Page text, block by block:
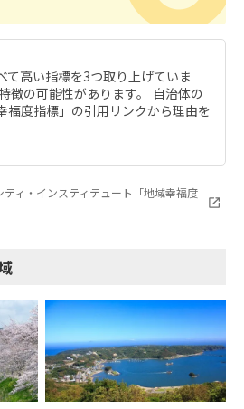
て高い指標を3つ取り上げていま
徴の可能性があります。 自治体の
福度指標」の引用リンクから理由を
ィ・インスティテュート「地域幸福度